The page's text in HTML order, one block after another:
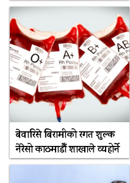
बेवारिसे बिरामीको रगत शुल्क
नेरेसो काठमाडौँ शाखाले व्यहोर्ने